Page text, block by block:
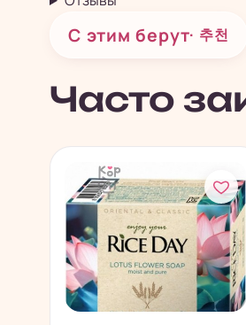
С этим берут· 추천
Часто